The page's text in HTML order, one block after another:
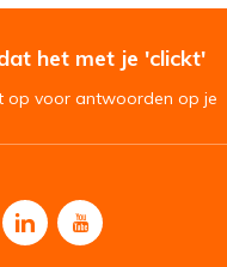
het met je 'clickt'
op voor antwoorden op je